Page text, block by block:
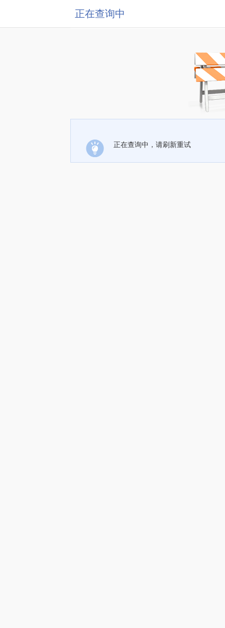
正在查询中
正在查询中，请刷新重试